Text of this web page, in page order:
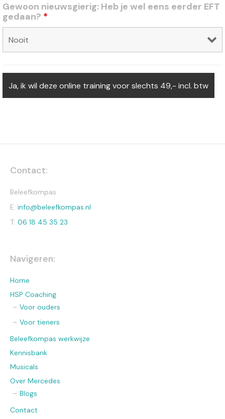
Gewoon nieuwsgierig: Heb je wel eens eerder EFT
gedaan? *
Contact:
Beleefkompas
E: info@beleefkompas.nl
T: 06 18 45 35 23
Navigeren:
Home
HSP Coaching
Voor ouders
Voor tieners
Beleefkompas werkwijze
Kennisbank
Musicals
Over Mercedes
Blogs
Contact